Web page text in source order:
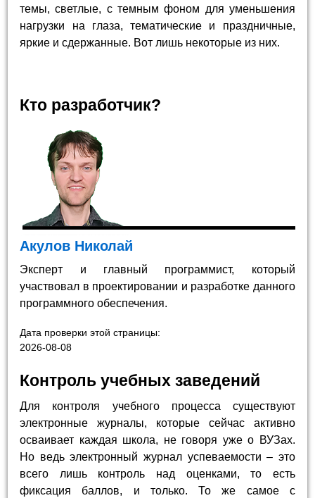
темы, светлые, с темным фоном для уменьшения
нагрузки на глаза, тематические и праздничные,
яркие и сдержанные. Вот лишь некоторые из них.
Кто разработчик?
Акулов Николай
Эксперт и главный программист, который
участвовал в проектировании и разработке данного
программного обеспечения.
Дата проверки этой страницы:
2026-08-08
Контроль учебных заведений
Для контроля учебного процесса существуют
электронные журналы, которые сейчас активно
осваивает каждая школа, не говоря уже о ВУЗах.
Но ведь электронный журнал успеваемости – это
всего лишь контроль над оценками, то есть
фиксация баллов, и только. То же самое с